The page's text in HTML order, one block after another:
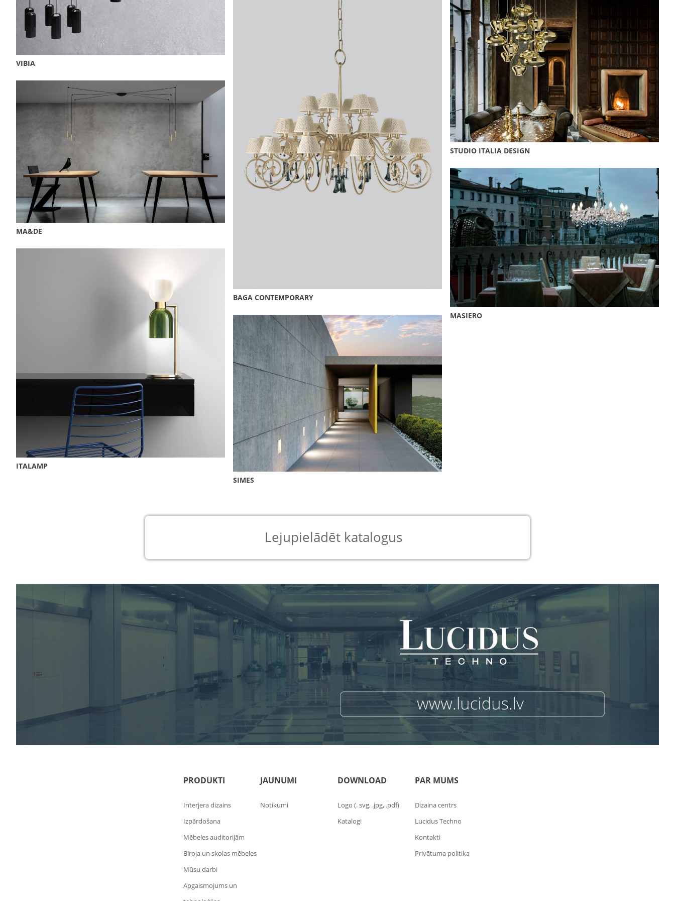
VIBIA
MA&DE
ITALAMP
BAGA CONTEMPORARY
SIMES
STUDIO ITALIA DESIGN
MASIERO
Lejupielādēt katalogus
PRODUKTI
Interjera dizains
Izpārdošana
Mēbeles auditorijām
Biroja un skolas mēbeles
Mūsu darbi
Apgaismojums un
JAUNUMI
Notikumi
DOWNLOAD
Logo (. svg, .jpg, .pdf)
Katalogi
PAR MUMS
Dizaina centrs
Lucidus Techno
Kontakti
Privātuma politika